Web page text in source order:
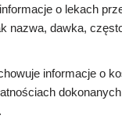
o lekach
nazwa, dawka,
informacje o